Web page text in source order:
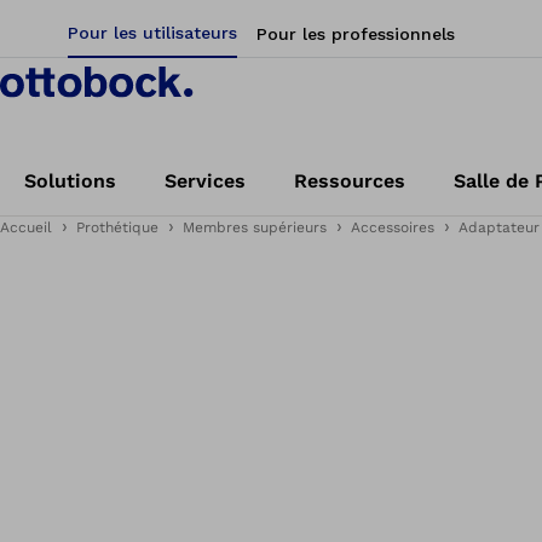
Pour les utilisateurs Pour les professionnels
Solutions Services Ressources Salle de
Accueil Prothétique Membres supérieurs Accessoires Adaptateur